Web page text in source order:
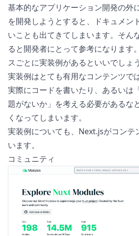
基本的なアプリケーション開発の外
を開発しようとすると、ドキュメン
いことも出てきてしまいます。そん
ると開発者にとって参考になります
スごとに実装例があるといいでしょう
実装例はとても有用なコンテンツで
実際にコードを書いたり、あるいは
題がないか」を考える必要があるな
くなってしまいます。
実装例についても、 Next.jsがコンテ
います。
コミュニティ